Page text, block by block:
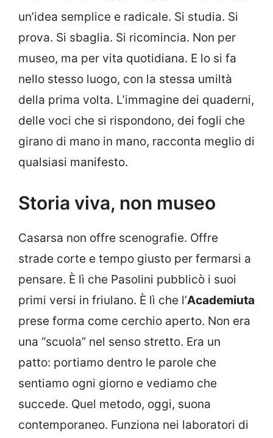
un’idea semplice e radicale. Si studia. Si
prova. Si sbaglia. Si ricomincia. Non per
museo, ma per vita quotidiana. E lo si fa
nello stesso luogo, con la stessa umiltà
della prima volta. L’immagine dei quaderni,
delle voci che si rispondono, dei fogli che
girano di mano in mano, racconta meglio di
qualsiasi manifesto.
Storia viva, non museo
Casarsa non offre scenografie. Offre
strade corte e tempo giusto per fermarsi a
pensare. È lì che Pasolini pubblicò i suoi
primi versi in friulano. È lì che l’Academiuta
prese forma come cerchio aperto. Non era
una “scuola” nel senso stretto. Era un
patto: portiamo dentro le parole che
sentiamo ogni giorno e vediamo che
succede. Quel metodo, oggi, suona
contemporaneo. Funziona nei laboratori di